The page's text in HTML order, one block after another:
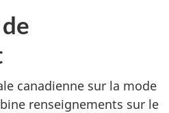
canadienne sur la mode
renseignements sur le